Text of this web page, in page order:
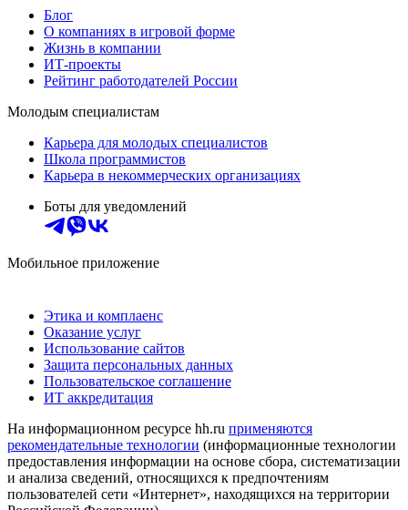
Блог
О компаниях в игровой форме
Жизнь в компании
ИТ-проекты
Рейтинг работодателей России
Молодым специалистам
Карьера для молодых специалистов
Школа программистов
Карьера в некоммерческих организациях
Боты для уведомлений
Мобильное приложение
Этика и комплаенс
Оказание услуг
Использование сайтов
Защита персональных данных
Пользовательское соглашение
ИТ аккредитация
На информационном ресурсе hh.ru применяются
рекомендательные технологии (информационные технологии
предоставления информации на основе сбора, систематизации
и анализа сведений, относящихся к предпочтениям
пользователей сети «Интернет», находящихся на территории